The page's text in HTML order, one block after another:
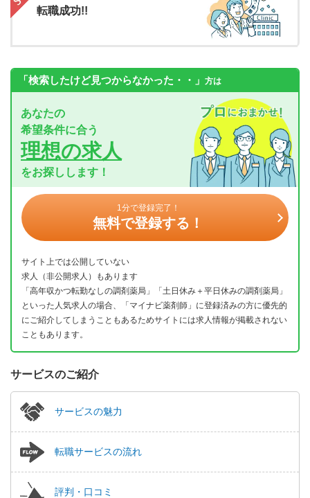
転職成功!!
「検索したけど見つからなかった・・」 方は
あなたの
希望条件に合う
理想の求人
をお探しします！
1分で登録完了！
無料で登録する！
サイト上では公開していない
求人（非公開求人）もあります
「高年収かつ転勤なしの調剤薬局」「土日休み＋平日休みの調剤薬局」
といった人気求人の場合、「マイナビ薬剤師」に登録済みの方に優先的
にご紹介してしまうこともあるためサイトには求人情報が掲載されない
こともあります。
サービスのご紹介
サービスの魅力
転職サービスの流れ
評判・口コミ